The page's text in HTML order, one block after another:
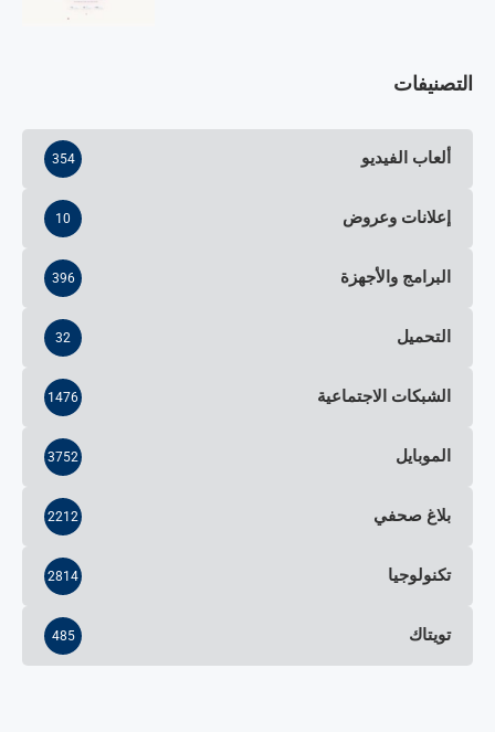
التصنيفات
ألعاب الفيديو 354
إعلانات وعروض 10
البرامج والأجهزة 396
التحميل 32
الشبكات الاجتماعية 1476
الموبايل 3752
بلاغ صحفي 2212
تكنولوجيا 2814
تويتاك 485